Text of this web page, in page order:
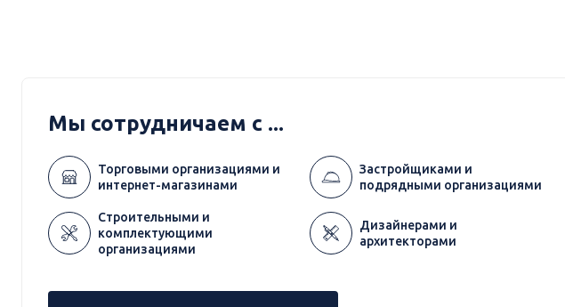
Мы сотрудничаем с ...
Торговыми организациями и
интернет-магазинами
Застройщиками и
подрядными организациями
Строительными и
комплектующими
организациями
Дизайнерами и
архитекторами